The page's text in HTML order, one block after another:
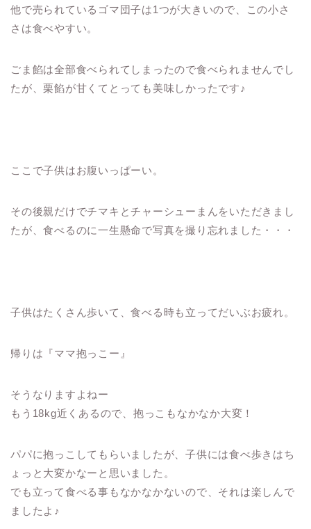
他で売られているゴマ団子は1つが大きいので、この小さ
さは食べやすい。
ごま餡は全部食べられてしまったので食べられませんでし
たが、栗餡が甘くてとっても美味しかったです♪
ここで子供はお腹いっぱーい。
その後親だけでチマキとチャーシューまんをいただきまし
たが、食べるのに一生懸命で写真を撮り忘れました・・・
子供はたくさん歩いて、食べる時も立ってだいぶお疲れ。
帰りは『ママ抱っこー』
そうなりますよねー
もう18kg近くあるので、抱っこもなかなか大変！
パパに抱っこしてもらいましたが、子供には食べ歩きはち
ょっと大変かなーと思いました。
でも立って食べる事もなかなかないので、それは楽しんで
ましたよ♪